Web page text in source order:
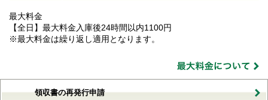
最大料金
【全日】最大料金入庫後24時間以内1100円
※最大料金は繰り返し適用となります。
領収書の再発行申請